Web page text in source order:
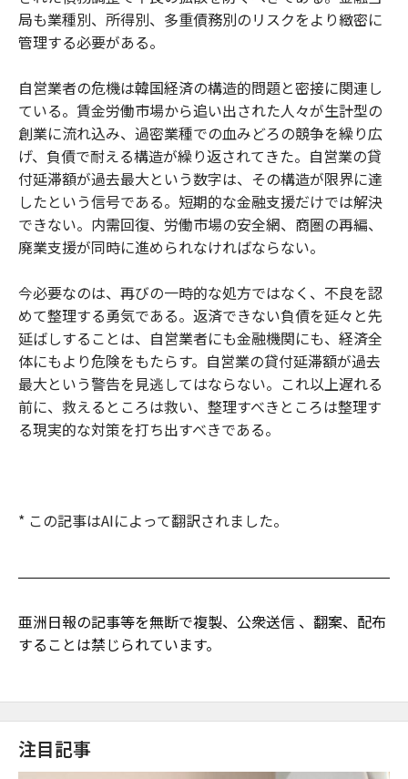
局も業種別、所得別、多重債務別のリスクをより緻密に
管理する必要がある。
自営業者の危機は韓国経済の構造的問題と密接に関連し
ている。賃金労働市場から追い出された人々が生計型の
創業に流れ込み、過密業種での血みどろの競争を繰り広
げ、負債で耐える構造が繰り返されてきた。自営業の貸
付延滞額が過去最大という数字は、その構造が限界に達
したという信号である。短期的な金融支援だけでは解決
できない。内需回復、労働市場の安全網、商圏の再編、
廃業支援が同時に進められなければならない。
今必要なのは、再びの一時的な処方ではなく、不良を認
めて整理する勇気である。返済できない負債を延々と先
延ばしすることは、自営業者にも金融機関にも、経済全
体にもより危険をもたらす。自営業の貸付延滞額が過去
最大という警告を見逃してはならない。これ以上遅れる
前に、救えるところは救い、整理すべきところは整理す
る現実的な対策を打ち出すべきである。
* この記事はAIによって翻訳されました。
亜洲日報の記事等を無断で複製、公衆送信 、翻案、配布
することは禁じられています。
注目記事